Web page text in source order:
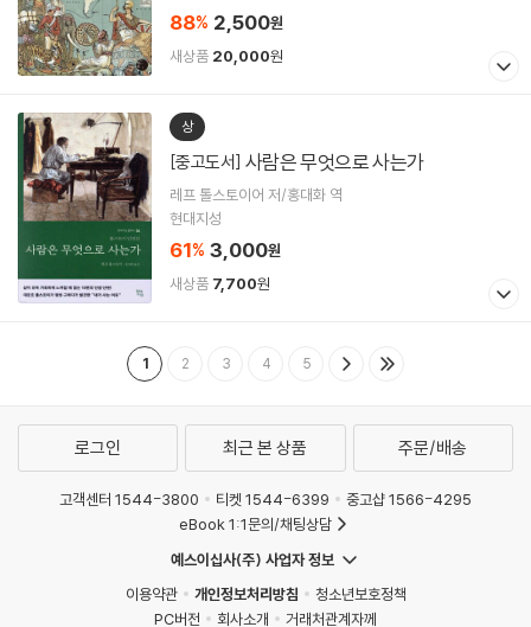
88% 2,500원
새상품 20,000원
상
[중고도서] 사람은 무엇으로 사는가
레프 톨스토이어 저/홍대화 역
현대지성
61% 3,000원
새상품 7,700원
1 2 3 4 5
로그인 최근 본 상품 주문/배송
고객센터 1544-3800 티켓 1544-6399
중고샵 1566-4295
eBook 1:1문의/채팅상담
예스이십사(주) 사업자 정보
이용약관
개인정보처리방침
청소년보호정책
PC버전
회사소개 거래처관계자께